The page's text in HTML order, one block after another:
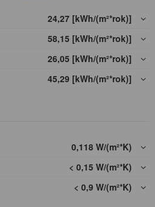
24,27 [kWh/(m²*rok)]
58,15 [kWh/(m²*rok)]
26,05 [kWh/(m²*rok)]
45,29 [kWh/(m²*rok)]
0,118 W/(m²*K)
< 0,15 W/(m²*K)
< 0,9 W/(m²*K)